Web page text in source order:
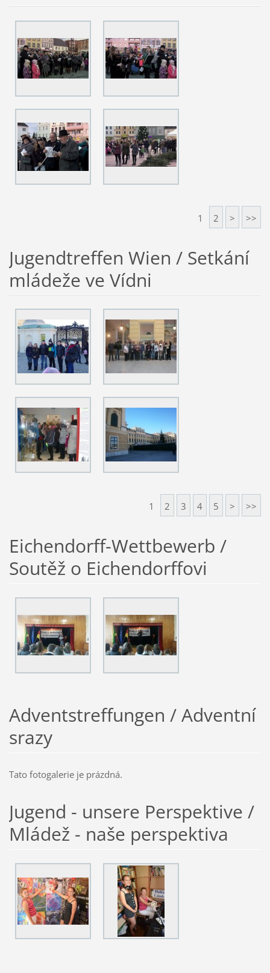
1 2 > >>
Jugendtreffen Wien / Setkání
mládeže ve Vídni
1 2 3 4 5 > >>
Eichendorff-Wettbewerb /
Soutěž o Eichendorffovi
Adventstreffungen / Adventní
srazy
Tato fotogalerie je prázdná.
Jugend - unsere Perspektive /
Mládež - naše perspektiva